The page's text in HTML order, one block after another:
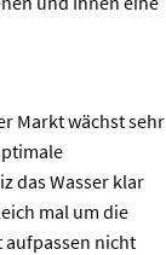
Markt wächst sehr
das Wasser klar
mal um die
aufpassen nicht